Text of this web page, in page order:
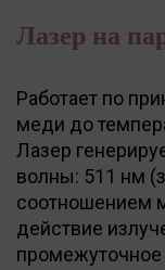
Лазер на
Работает по
меди до
Лазер
волны: 511 нм
соотношением
действие